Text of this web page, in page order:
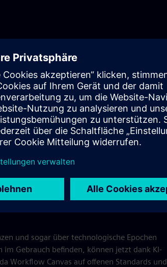
Element, ob Maschine oder Datensatz, eine
und dockt nur von außen an – ohne
oder riskante Eingriffe in laufende
und Robotern, zwischen der Cloud
und sogar über technologische Epochen
Gebrauch befinden, können jetzt dank KI-
Workflow Canvas auf offenen Standards und